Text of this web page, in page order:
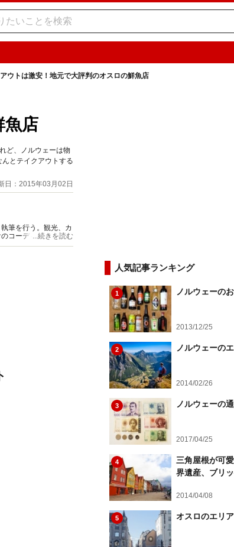
ウトは激安！地元で大評判のオスロの鮮魚店
魚店
ど、ノルウェーは物
とテイクアウトする
日：2015年03月02日
筆を行う。観光、カ
コーディネート、6
...続きを読む
人気記事ランキング
1 ノルウェーの
2013/12/25
2 ノルウェーの
2014/02/26
3 ノルウェーの
2017/04/25
4
三角屋根が可
界遺産、ブリ
2014/04/08
5 オスロのエリ